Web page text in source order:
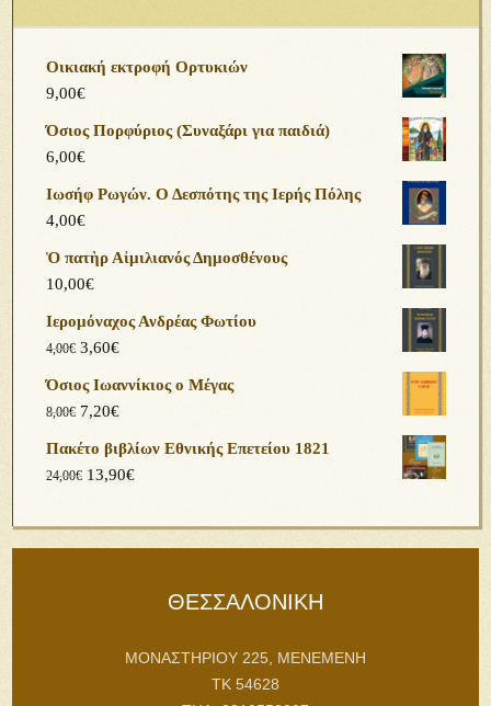
Οικιακή εκτροφή Ορτυκιών
9,00€
Όσιος Πορφύριος (Συναξάρι για παιδιά)
6,00€
Ιωσήφ Ρωγών. Ο Δεσπότης της Ιερής Πόλης
4,00€
Ὁ πατὴρ Αἰμιλιανός Δημοσθένους
10,00€
Ιερομόναχος Ανδρέας Φωτίου
4,00€ 3,60€
Όσιος Ιωαννίκιος ο Μέγας
8,00€ 7,20€
Πακέτο βιβλίων Εθνικής Επετείου 1821
24,00€ 13,90€
ΘΕΣΣΑΛΟΝΙΚΗ
ΜΟΝΑΣΤΗΡΙΟΥ 225, ΜΕΝΕΜΕΝΗ
ΤΚ 54628